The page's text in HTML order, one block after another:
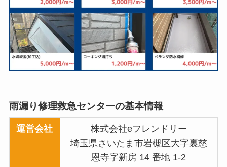
雨漏り修理救急センターの基本情報
運営会社
株式会社eフレンドリー
埼玉県さいたま市岩槻区大字裏慈
恩寺字新房 14 番地 1-2